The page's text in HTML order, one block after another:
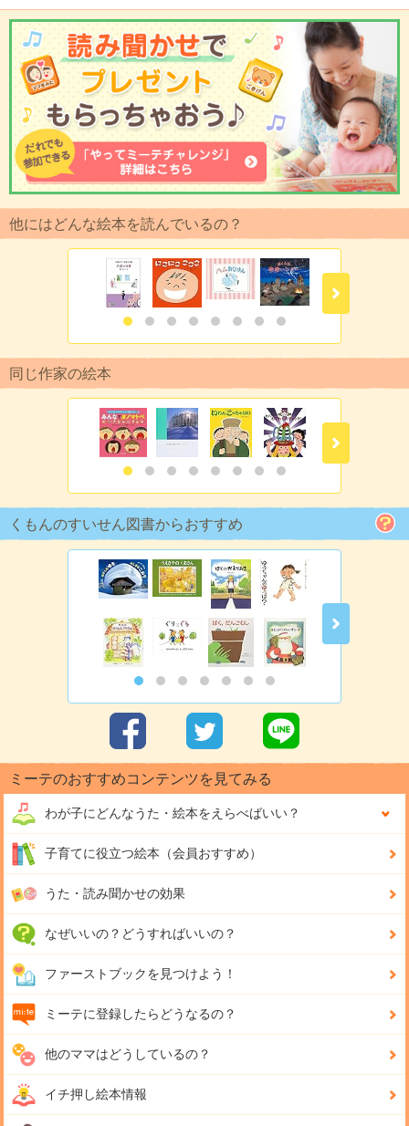
他にはどんな絵本を読んでいるの？
同じ作家の絵本
くもんのすいせん図書からおすすめ
ミーテのおすすめコンテンツを見てみる
わが子にどんなうた・絵本をえらべばいい？
子育てに役立つ絵本（会員おすすめ）
うた・読み聞かせの効果
なぜいいの？どうすればいいの？
ファーストブックを見つけよう！
ミーテに登録したらどうなるの？
他のママはどうしているの？
イチ押し絵本情報